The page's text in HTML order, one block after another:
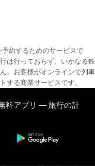
約するためのサービスで
は行っておらず、いかなる鉄
。お客様がオンラインで列車
する商業サービスです。
料アプリ — 旅行の計